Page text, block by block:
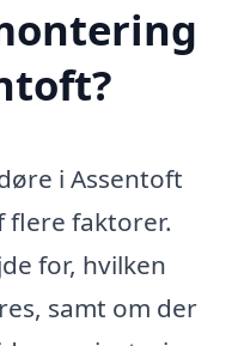
i Assentoft
faktorer.
for, hvilken
samt om der